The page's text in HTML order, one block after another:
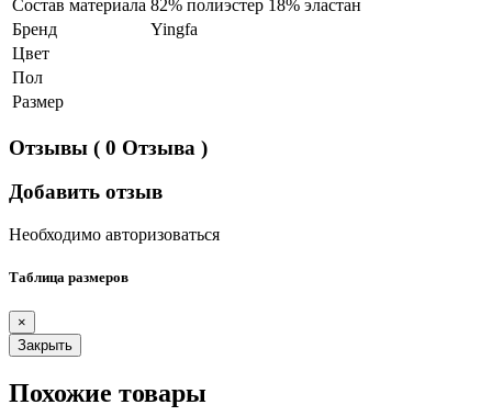
Состав материала 82% полиэстер 18% эластан
Бренд
Yingfa
Цвет
Пол
Размер
Отзывы ( 0 Отзыва )
Добавить отзыв
Необходимо авторизоваться
Таблица размеров
×
Закрыть
Похожие товары